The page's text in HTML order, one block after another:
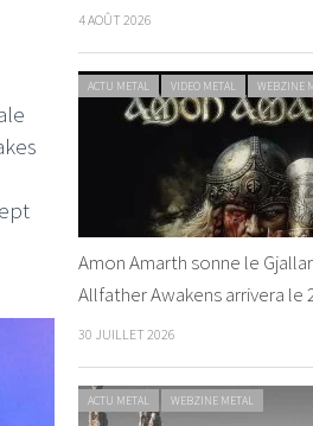
4 AOÛT 2026
ACTU METAL VIDEO METAL WEBZINE
Amon Amarth sonne le
Allfather Awakens arrivera le
30 JUILLET 2026
ACTU METAL WEBZINE METAL